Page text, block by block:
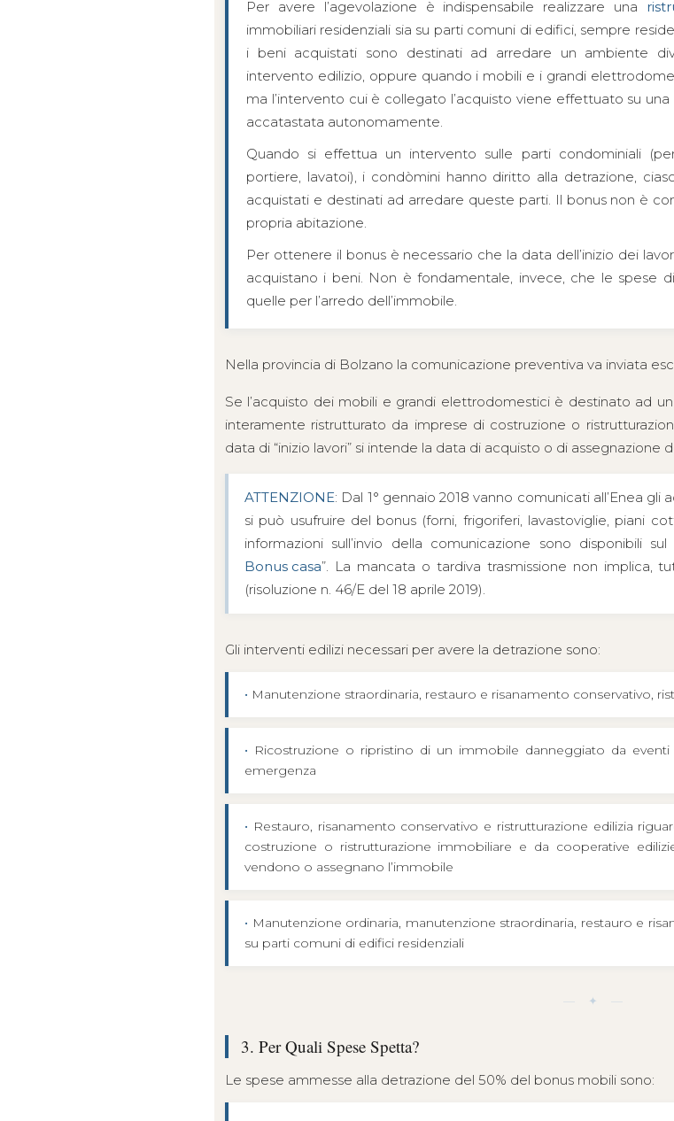
Per avere l’agevolazione è indispensabile realizzare una
immobiliari residenziali sia su parti comuni di edifici, sempre
i beni acquistati sono destinati ad arredare un ambiente
intervento edilizio, oppure quando i mobili e i grandi
ma l’intervento cui è collegato l’acquisto viene effettuato su
accatastata autonomamente.
Quando si effettua un intervento sulle parti condominiali
portiere, lavatoi), i condòmini hanno diritto alla detrazione,
acquistati e destinati ad arredare queste parti. Il bonus non è
propria abitazione.
Per ottenere il bonus è necessario che la data dell’inizio dei
acquistano i beni. Non è fondamentale, invece, che le spese
quelle per l’arredo dell’immobile.
Nella provincia di Bolzano la comunicazione preventiva va inviata
Se l’acquisto dei mobili e grandi elettrodomestici è destinato ad
interamente ristrutturato da imprese di costruzione o
data di “inizio lavori” si intende la data di acquisto o di assegnazione
ATTENZIONE: Dal 1° gennaio 2018 vanno comunicati all’Enea
si può usufruire del bonus (forni, frigoriferi, lavastoviglie, piani
informazioni sull’invio della comunicazione sono disponibili
Bonus casa”. La mancata o tardiva trasmissione non implica,
(risoluzione n. 46/E del 18 aprile 2019).
Gli interventi edilizi necessari per avere la detrazione sono:
• Manutenzione straordinaria, restauro e risanamento conservativo,
• Ricostruzione o ripristino di un immobile danneggiato da
emergenza
• Restauro, risanamento conservativo e ristrutturazione edilizia
costruzione o ristrutturazione immobiliare e da cooperative
vendono o assegnano l’immobile
• Manutenzione ordinaria, manutenzione straordinaria, restauro e
su parti comuni di edifici residenziali
— ✦ —
3. Per Quali Spese Spetta?
Le spese ammesse alla detrazione del 50% del bonus mobili sono: